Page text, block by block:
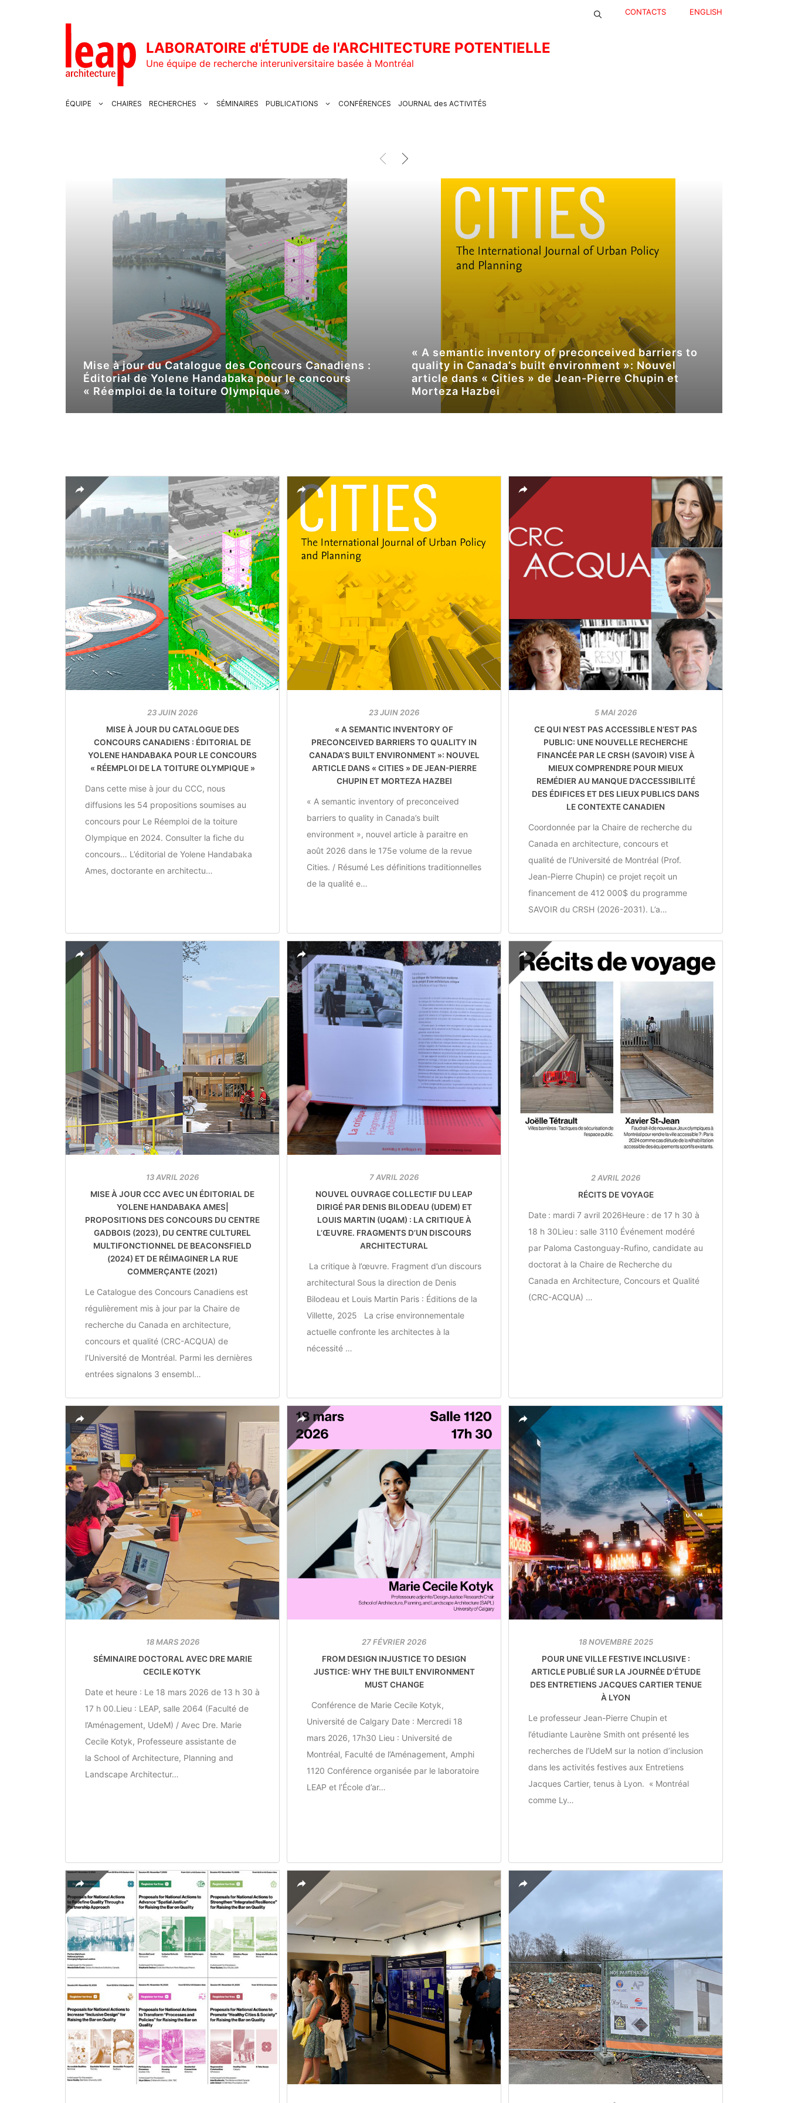
CONTACTS ENGLISH
LABORATOIRE d'ÉTUDE de l'ARCHITECTURE POTENTIELLE
Une équipe de recherche interuniversitaire basée à Montréal
ÉQUIPE CHAIRES RECHERCHES SÉMINAIRES PUBLICATIONS CONFÉRENCES JOURNAL des ACTIVITÉS
Mise à jour du Catalogue des Concours Canadiens :
Éditorial de Yolene Handabaka pour le concours
« Réemploi de la toiture Olympique »
« A semantic inventory of preconceived barriers to
quality in Canada’s built environment »: Nouvel
article dans « Cities » de Jean-Pierre Chupin et
Morteza Hazbei
23 JUIN 2026
MISE À JOUR DU CATALOGUE DES
CONCOURS CANADIENS : ÉDITORIAL DE
YOLENE HANDABAKA POUR LE CONCOURS
« RÉEMPLOI DE LA TOITURE OLYMPIQUE »
Dans cette mise à jour du CCC, nous
diffusions les 54 propositions soumises au
concours pour Le Réemploi de la toiture
Olympique en 2024. Consulter la fiche du
concours… L’éditorial de Yolene Handabaka
Ames, doctorante en architectu…
23 JUIN 2026
« A SEMANTIC INVENTORY OF
PRECONCEIVED BARRIERS TO QUALITY IN
CANADA’S BUILT ENVIRONMENT »: NOUVEL
ARTICLE DANS « CITIES » DE JEAN-PIERRE
CHUPIN ET MORTEZA HAZBEI
« A semantic inventory of preconceived
barriers to quality in Canada’s built
environment », nouvel article à paraitre en
août 2026 dans le 175e volume de la revue
Cities. / Résumé Les définitions traditionnelles
de la qualité e…
5 MAI 2026
CE QUI N’EST PAS ACCESSIBLE N’EST PAS
PUBLIC: UNE NOUVELLE RECHERCHE
FINANCÉE PAR LE CRSH (SAVOIR) VISE À
MIEUX COMPRENDRE POUR MIEUX
REMÉDIER AU MANQUE D’ACCESSIBILITÉ
DES ÉDIFICES ET DES LIEUX PUBLICS DANS
LE CONTEXTE CANADIEN
Coordonnée par la Chaire de recherche du
Canada en architecture, concours et
qualité de l’Université de Montréal (Prof.
Jean-Pierre Chupin) ce projet reçoit un
financement de 412 000$ du programme
SAVOIR du CRSH (2026-2031). L’a…
13 AVRIL 2026
MISE À JOUR CCC AVEC UN ÉDITORIAL DE
YOLENE HANDABAKA AMES|
PROPOSITIONS DES CONCOURS DU CENTRE
GADBOIS (2023), DU CENTRE CULTUREL
MULTIFONCTIONNEL DE BEACONSFIELD
(2024) ET DE RÉIMAGINER LA RUE
COMMERÇANTE (2021)
Le Catalogue des Concours Canadiens est
régulièrement mis à jour par la Chaire de
recherche du Canada en architecture,
concours et qualité (CRC-ACQUA) de
l’Université de Montréal. Parmi les dernières
entrées signalons 3 ensembl…
7 AVRIL 2026
NOUVEL OUVRAGE COLLECTIF DU LEAP
DIRIGÉ PAR DENIS BILODEAU (UDEM) ET
LOUIS MARTIN (UQAM) : LA CRITIQUE À
L’ŒUVRE. FRAGMENTS D’UN DISCOURS
ARCHITECTURAL
La critique à l’œuvre. Fragment d’un discours
architectural Sous la direction de Denis
Bilodeau et Louis Martin Paris : Éditions de la
Villette, 2025 La crise environnementale
actuelle confronte les architectes à la
nécessité …
2 AVRIL 2026
RÉCITS DE VOYAGE
Date : mardi 7 avril 2026Heure : de 17 h 30 à
18 h 30Lieu : salle 3110 Événement modéré
par Paloma Castonguay-Rufino, candidate au
doctorat à la Chaire de Recherche du
Canada en Architecture, Concours et Qualité
(CRC-ACQUA) …
18 MARS 2026
SÉMINAIRE DOCTORAL AVEC DRE MARIE
CECILE KOTYK
Date et heure : Le 18 mars 2026 de 13 h 30 à
17 h 00.Lieu : LEAP, salle 2064 (Faculté de
l’Aménagement, UdeM) / Avec Dre. Marie
Cecile Kotyk, Professeure assistante de
la School of Architecture, Planning and
Landscape Architectur…
27 FÉVRIER 2026
FROM DESIGN INJUSTICE TO DESIGN
JUSTICE: WHY THE BUILT ENVIRONMENT
MUST CHANGE
Conférence de Marie Cecile Kotyk,
Université de Calgary Date : Mercredi 18
mars 2026, 17h30 Lieu : Université de
Montréal, Faculté de l’Aménagement, Amphi
1120 Conférence organisée par le laboratoire
LEAP et l’École d’ar…
18 NOVEMBRE 2025
POUR UNE VILLE FESTIVE INCLUSIVE :
ARTICLE PUBLIÉ SUR LA JOURNÉE D’ÉTUDE
DES ENTRETIENS JACQUES CARTIER TENUE
À LYON
Le professeur Jean-Pierre Chupin et
l’étudiante Laurène Smith ont présenté les
recherches de l’UdeM sur la notion d’inclusion
dans les activités festives aux Entretiens
Jacques Cartier, tenus à Lyon. « Montréal
comme Ly…